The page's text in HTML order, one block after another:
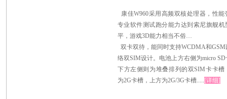
康佳W960采用高频双核处理器，性能
专业软件测试跑分能力达到索尼旗舰机
平，游戏3D能力相当不俗…
双卡双待，能同时支持WCDMA和GSM
络双SIM设计。电池上方右侧为micro SD
下方左侧则为堆叠排列的双SIM卡卡槽
为2G卡槽，上方为2G/3G卡槽..... [详细]